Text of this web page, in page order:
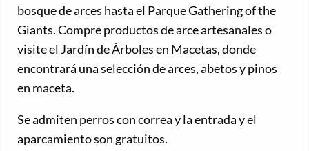
bosque de arces hasta el Parque Gathering of the
Giants. Compre productos de arce artesanales o
visite el Jardín de Árboles en Macetas, donde
encontrará una selección de arces, abetos y pinos
en maceta.
Se admiten perros con correa y la entrada y el
aparcamiento son gratuitos.